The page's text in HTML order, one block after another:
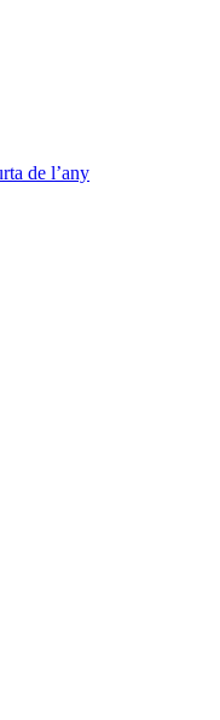
de l’any